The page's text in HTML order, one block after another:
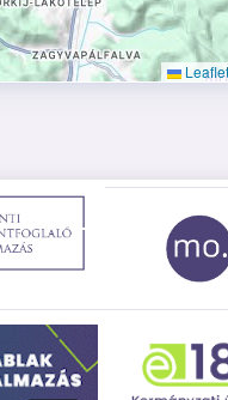
Leaflet